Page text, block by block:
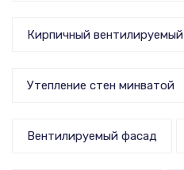
Кирпичный вентилируемый
Утепление стен минватой
Вентилируемый фасад